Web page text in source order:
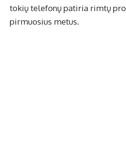
tokių telefonų patiria rimtų
pirmuosius metus.